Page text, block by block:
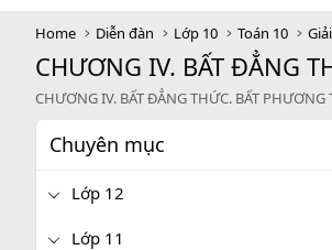
Home Diễn đàn Lớp 10 Toán 10
CHƯƠNG IV. BẤT ĐẲNG
CHƯƠNG IV. BẤT ĐẲNG THỨC. BẤT PHƯƠNG
Chuyên mục
Lớp 12
Lớp 11